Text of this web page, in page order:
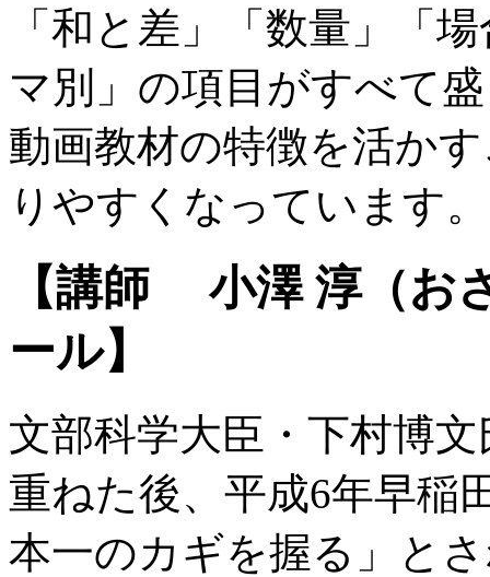
「和と差」「数量」「
マ別」の項目がすべて
動画教材の特徴を活か
りやすくなっています。
【講師 小澤 淳（
ール】
文部科学大臣・下村博
重ねた後、平成6年早稲
本一のカギを握る」と